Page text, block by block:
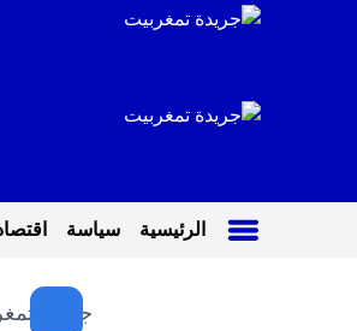
الرئيسية سياسة
جريدة